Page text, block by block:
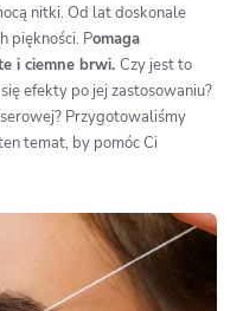
nitki. Od lat doskonale
piękności. Pomaga
i ciemne brwi.Czy jest to
efekty po jej zastosowaniu?
Przygotowaliśmy
temat, by pomóc Ci